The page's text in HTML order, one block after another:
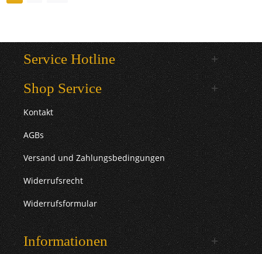
Service Hotline
Shop Service
Kontakt
AGBs
Versand und Zahlungsbedingungen
Widerrufsrecht
Widerrufsformular
Informationen